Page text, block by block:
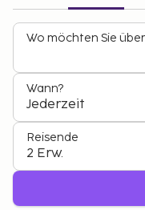
Wo möchten Sie
Wann?
Jederzeit
Reisende
2 Erw.